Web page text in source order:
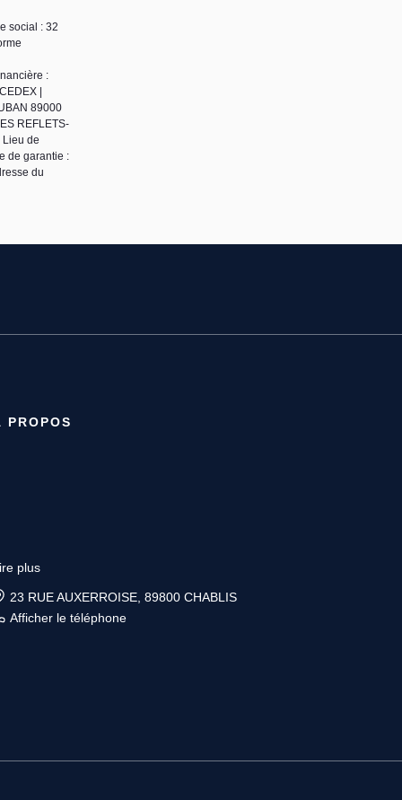
social : 32
:
|
89000
REFLETS-
Lieu de
de garantie :
du
PROPOS
plus
23 RUE AUXERROISE, 89800 CHABLIS
Afficher le téléphone